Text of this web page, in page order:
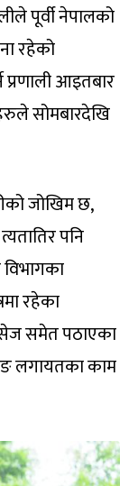
पूर्वी नेपालको
रहेको
प्रणाली आइतबार
सोमबारदेखि
जोखिम छ,
पनि
रहेका
समेत पठाएका
लगायतका काम